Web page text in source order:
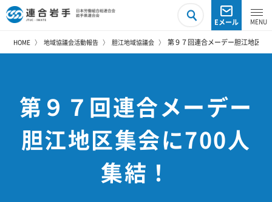
Eメール
HOME 地域協議会活動報告 胆江地域協議会 第９７回連合メーデー胆江地区集
第９７回連合メーデー
胆江地区集会に700人
集結！